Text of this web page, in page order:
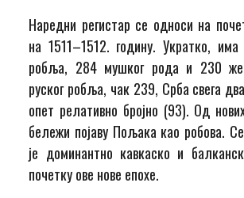
Наредни регистар се односи на
на 1511–1512. годину. Укратко,
робља, 284 мушког рода и 230
руског робља, чак 239, Срба свега
опет релативно бројно (93). Од
бележи појаву Пољака као робова.
је доминантно кавкаско и
почетку ове нове епохе.